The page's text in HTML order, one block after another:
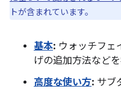
トが含まれています。
基本: ウォッチフェ
げの追加方法などを
高度な使い方: サブ